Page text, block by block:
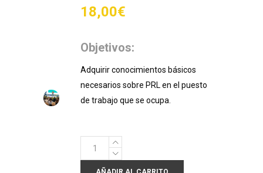
18,00€
Objetivos:
Adquirir conocimientos básicos
necesarios sobre PRL en el puesto
de trabajo que se ocupa.
Básico
de